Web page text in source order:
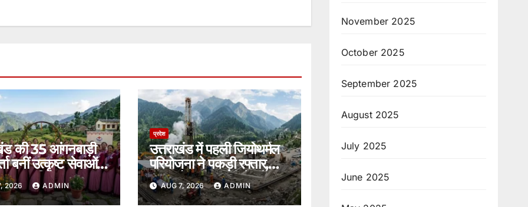
की 35 आंगनबाड़ी
बनीं उत्कृष्ट सेवाओं
मॉडल, किया जाएगा
2026 ADMIN
प्रदेश
उत्तराखंड में पहली जियोथर्मल
परियोजना ने पकड़ी रफ्तार,
आइसलैंड की कंपनी ने सौंपा
ब्लूप्रिंट।
AUG 7, 2026 ADMIN
November 2025
October 2025
September 2025
August 2025
July 2025
June 2025